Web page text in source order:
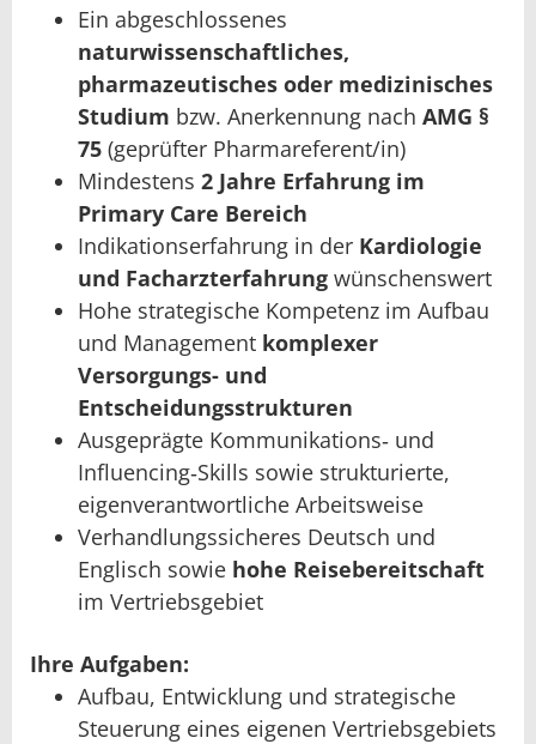
Ein abgeschlossenes
naturwissenschaftliches,
pharmazeutisches oder medizinisches
Studium bzw. Anerkennung nach AMG §
75 (geprüfter Pharmareferent/in)
Mindestens 2 Jahre Erfahrung im
Primary Care Bereich
Indikationserfahrung in der Kardiologie
und Facharzterfahrung wünschenswert
Hohe strategische Kompetenz im Aufbau
und Management komplexer
Versorgungs- und
Entscheidungsstrukturen
Ausgeprägte Kommunikations‑ und
Influencing‑Skills sowie strukturierte,
eigenverantwortliche Arbeitsweise
Verhandlungssicheres Deutsch und
Englisch sowie hohe Reisebereitschaft
im Vertriebsgebiet
Ihre Aufgaben:
Aufbau, Entwicklung und strategische
Steuerung eines eigenen Vertriebsgebiets